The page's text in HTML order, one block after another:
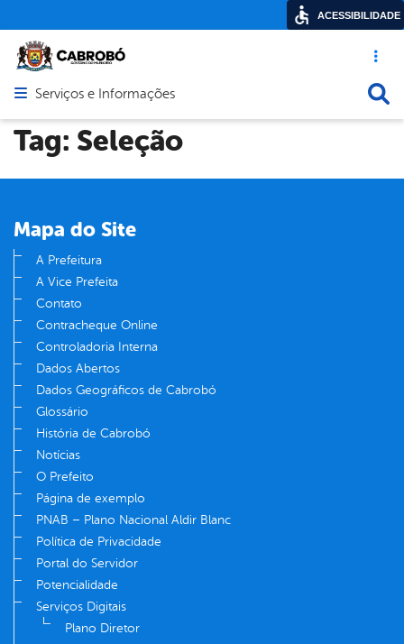
Acesso
Abrir menu principal de navegação
Serviços e Informações
Tag: Seleção
Mapa do Site
A Prefeitura
A Vice Prefeita
Contato
Contracheque Online
Controladoria Interna
Dados Abertos
Dados Geográficos de Cabrobó
Glossário
História de Cabrobó
Notícias
O Prefeito
Página de exemplo
PNAB – Plano Nacional Aldir Blanc
Política de Privacidade
Portal do Servidor
Potencialidade
Serviços Digitais
Plano Diretor
ACESSIBILIDADE